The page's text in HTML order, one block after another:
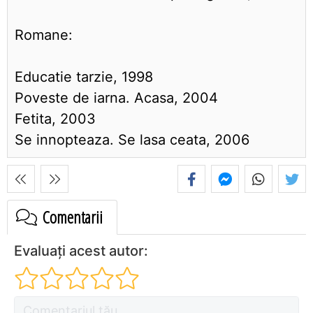
Romane:
Educatie tarzie, 1998
Poveste de iarna. Acasa, 2004
Fetita, 2003
Se innopteaza. Se lasa ceata, 2006
Comentarii
Evaluați acest autor: